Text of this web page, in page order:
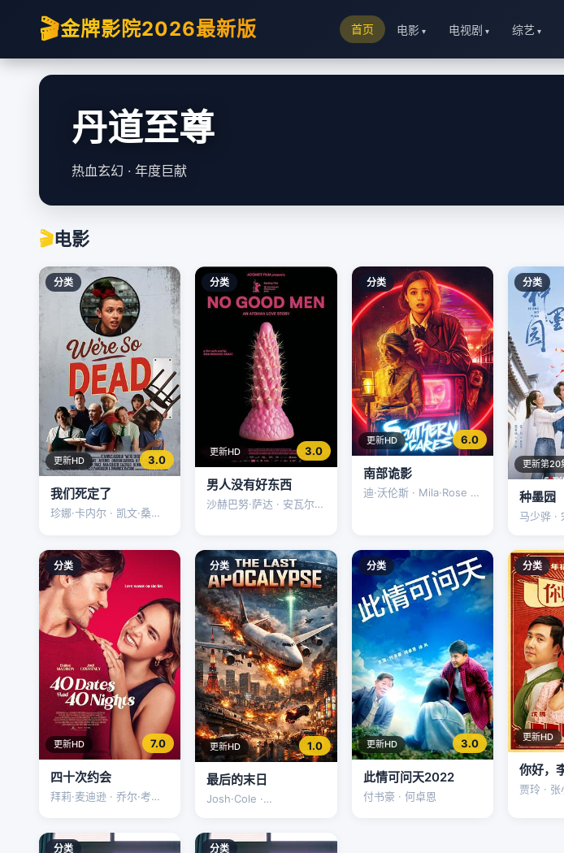
🎬金牌影院2026最新版 首页 电影 电视剧 综艺
都市古仙医
都市修仙 · 逆天改命
🎬电影
分类
3.0
更新HD
我们死定了
珍娜·卡内尔 · 凯文·桑德
分类
3.0
更新HD
男人没有好东西
沙赫巴努·萨达 · 安瓦尔·
分类
6.0
更新HD
南部诡影
迪·沃伦斯 · Mila·Rose ·
分类
更新第20
种墨园
马少骅 ·
分类
7.0
更新HD
四十次约会
拜莉·麦迪逊 · 乔尔·考特
分类
1.0
更新HD
最后的末日
Josh·Cole ·
Seiya·Matsudo
分类
3.0
更新HD
此情可问天2022
付书豪 · 何卓恩
分类
更新HD
你好，
贾玲 ·
分类 分类